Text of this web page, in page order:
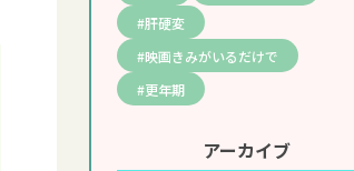
肝硬変
映画きみがいるだけで
更年期
アーカイブ